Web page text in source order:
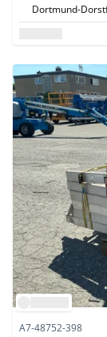
Dortmund-
A7-48752-398